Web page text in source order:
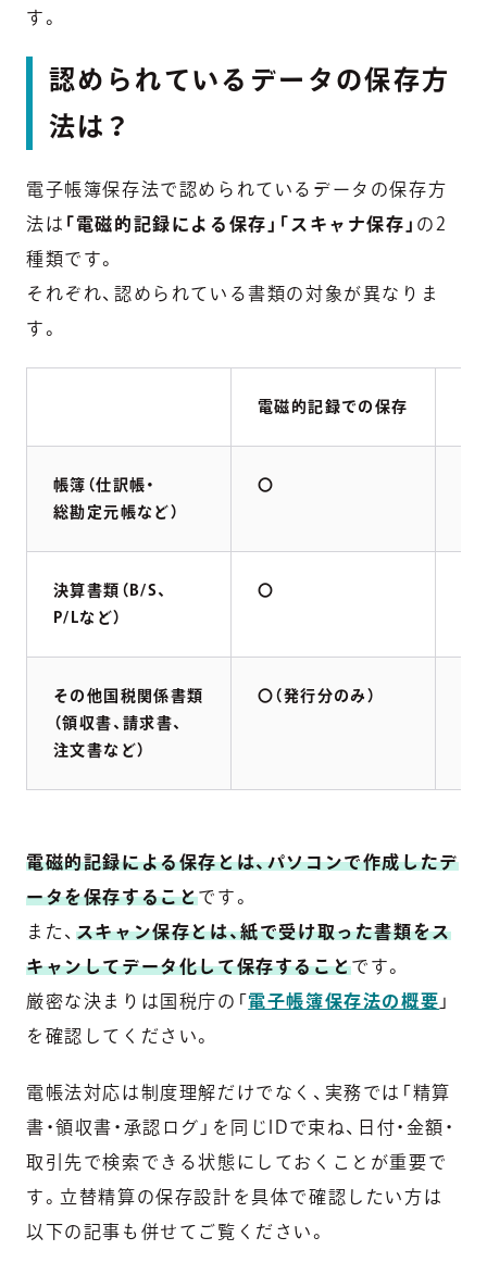
す。
認められているデータの保存方
法は？
電子帳簿保存法で認められているデータの保存方
法は 「電磁的記録による保存」「スキャナ保存」 の2
種類です。
それぞれ、認められている書類の対象が異なりま
す。
電磁的記録での保存
帳簿（仕訳帳・
総勘定元帳など）
〇
決算書類（B/S、
P/Lなど）
〇
その他国税関係書類
（領収書、請求書、
注文書など）
〇（発行分のみ）
電磁的記録による保存とは、パソコンで作成したデ
ータを保存することです。
また、 スキャン保存とは、紙で受け取った書類をス
キャンしてデータ化して保存することです。
厳密な決まりは国税庁の「 電子帳簿保存法の概要 」
を確認してください。
電帳法対応は制度理解だけでなく、実務では「精算
書・領収書・承認ログ」を同じIDで束ね、日付・金額・
取引先で検索できる状態にしておくことが重要で
す。立替精算の保存設計を具体で確認したい方は
以下の記事も併せてご覧ください。